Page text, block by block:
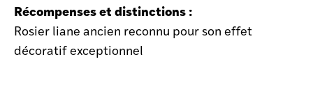
Récompenses et distinctions :
Rosier liane ancien reconnu pour son effet
décoratif exceptionnel